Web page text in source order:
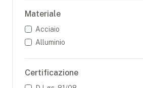
Materiale
Acciaio
Alluminio
Certificazione